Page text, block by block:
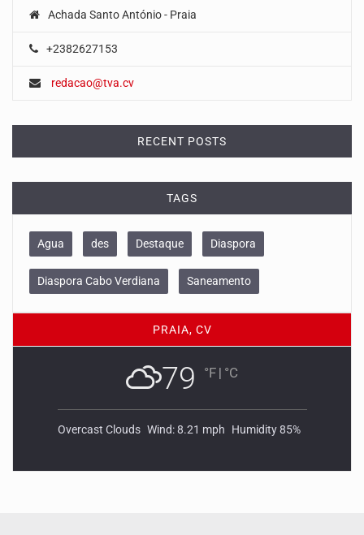
Achada Santo António - Praia
+2382627153
redacao@tva.cv
RECENT POSTS
TAGS
Agua des Destaque Diaspora
Diaspora Cabo Verdiana Saneamento
PRAIA, CV
79 °F | °C
Overcast Clouds Wind: 8.21 mph Humidity 85%